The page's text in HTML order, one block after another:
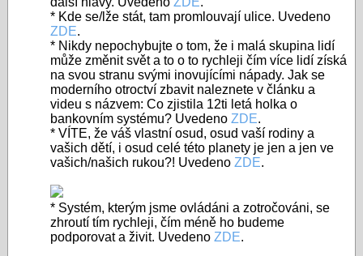
* Kde se/lže stát, tam promlouvají ulice. Uvedeno
ZDE.
* Nikdy nepochybujte o tom, že i malá skupina lidí
může změnit svět a to o to rychleji čím více lidí získá
na svou stranu svými inovujícími nápady. Jak se
moderního otroctví zbavit naleznete v článku a
videu s názvem: Co zjistila 12ti letá holka o
bankovním systému? Uvedeno ZDE.
* VÍTE, že váš vlastní osud, osud vaší rodiny a
vašich dětí, i osud celé této planety je jen a jen ve
vašich/našich rukou?! Uvedeno ZDE.
* Systém, kterým jsme ovládáni a zotročováni, se
zhroutí tím rychleji, čím méně ho budeme
podporovat a živit. Uvedeno ZDE.